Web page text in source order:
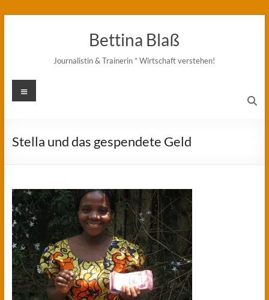
Bettina Blaß
Journalistin & Trainerin * Wirtschaft verstehen!
Menü
Stella und das gespendete Geld